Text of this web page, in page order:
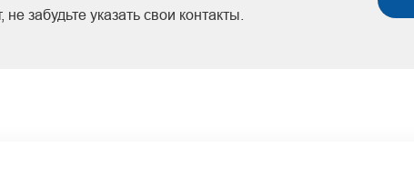
забудьте указать свои контакты.